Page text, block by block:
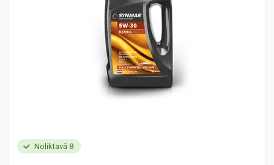
Noliktavā 8